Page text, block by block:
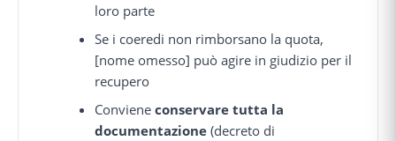
loro parte
Se i coeredi non rimborsano la quota,
[nome omesso] può agire in giudizio per il
recupero
Convieneconservare tutta la
documentazione (decreto di